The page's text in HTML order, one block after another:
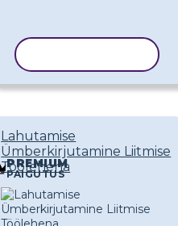
Lahutamise
Ümberkirjutamine Liitmise
Töölehena
PREMIUM
PAIGUTUS